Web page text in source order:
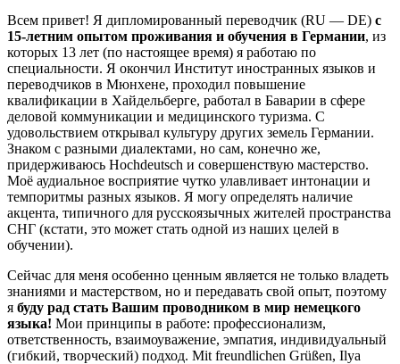
Всем привет! Я дипломированный переводчик (RU — DE) с
15-летним опытом проживания и обучения в Германии, из
которых 13 лет (по настоящее время) я работаю по
специальности. Я окончил Институт иностранных языков и
переводчиков в Мюнхене, проходил повышение
квалификации в Хайдельберге, работал в Баварии в сфере
деловой коммуникации и медицинского туризма. С
удовольствием открывал культуру других земель Германии.
Знаком с разными диалектами, но сам, конечно же,
придерживаюсь Hochdeutsch и совершенствую мастерство.
Моё аудиальное восприятие чутко улавливает интонации и
темпоритмы разных языков. Я могу определять наличие
акцента, типичного для русскоязычных жителей пространства
СНГ (кстати, это может стать одной из наших целей в
обучении).
Сейчас для меня особенно ценным является не только владеть
знаниями и мастерством, но и передавать свой опыт, поэтому
я буду рад стать Вашим проводником в мир немецкого
языка! Мои принципы в работе: профессионализм,
ответственность, взаимоуважение, эмпатия, индивидуальный
(гибкий, творческий) подход. Mit freundlichen Grüßen, Ilya